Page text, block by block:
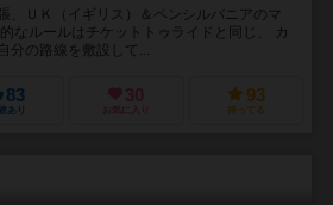
、ＵＫ（イギリス）＆ペンシルバニアのマ
なルールはチケットトゥライドと同じ、 カ
分の路線を敷設して...
83
あり
30
お気に入り
93
持ってる